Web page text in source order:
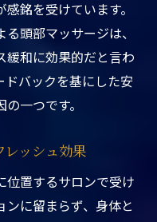
分
ひととき
化
ュ方法
のサロン選び
銘を受けています。
頭部マッサージは、
緩和に効果的だと言わ
ドバックを基にした安
一つです。
ッシュ効果
位置するサロンで受け
に留まらず、身体と